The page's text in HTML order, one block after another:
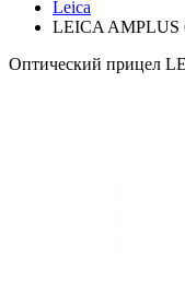
Leica
LEICA AMPLUS
Оптический прицел